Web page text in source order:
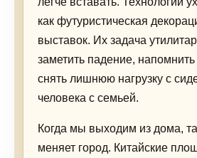
как футуристическая
выставок. Их задача
заметить падение, напомнить
снять лишнюю нагрузку с
человека с семьей.
Когда мы выходим из дома,
меняет город. Китайские